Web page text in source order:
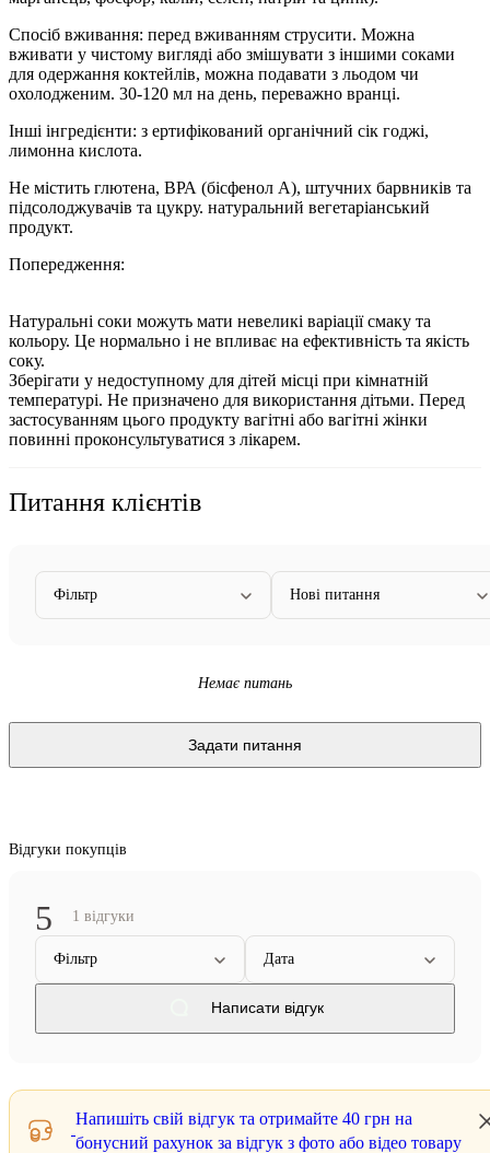
Спосіб вживання: перед вживанням струсити. Можна
вживати у чистому вигляді або змішувати з іншими соками
для одержання коктейлів, можна подавати з льодом чи
охолодженим. 30-120 мл на день, переважно вранці.
Інші інгредієнти: з ертифікований органічний сік годжі,
лимонна кислота.
Не містить глютена, ВРА (бісфенол А), штучних барвників та
підсолоджувачів та цукру. натуральний вегетаріанський
продукт.
Попередження:
Натуральні соки можуть мати невеликі варіації смаку та
кольору. Це нормально і не впливає на ефективність та якість
соку.
Зберігати у недоступному для дітей місці при кімнатній
температурі. Не призначено для використання дітьми. Перед
застосуванням цього продукту вагітні або вагітні жінки
повинні проконсультуватися з лікарем.
Питання клієнтів
Фільтр Нові питання
Немає питань
Задати питання
Відгуки покупців
5 1 відгуки
Фільтр Дата
Написати відгук
Напишіть свій відгук та отримайте 40 грн на
бонусний рахунок за відгук з фото або відео товару